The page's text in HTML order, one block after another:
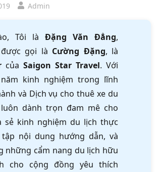
Admin
Tôi là Đặng Văn Đẳng,
gọi là Cường Đặng, là
của Saigon Star Travel. Với
kinh nghiệm trong lĩnh
và Dịch vụ cho thuê xe du
dành trọn đam mê cho
sẻ kinh nghiệm du lịch thực
nội dung hướng dẫn, và
những cẩm nang du lịch hữu
cho cộng đồng yêu thích